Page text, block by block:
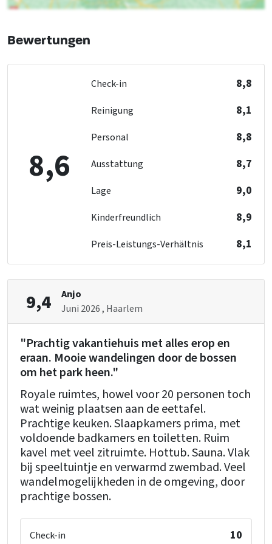
Behindertendusche
Ohne Schwelle
Anzahl der Kochplatten: 8
: Elektrisch
Gefrierschrank
Geschirrspüler
Wellness
Außenpool
Whirlpool/Hottub
Sauna
Einrichtung (Innen)
Kinderbetten: 1
Kinderstuhl: 1
: 0
Xbox
Etagenbett
Schlafzimmer 8
Dusche: 1
: 1
Waschbecken: 2
Fernsehen
Einzelbett
Badezimmer 2
Toilette: 1
Badezimmer 3
Dusche: 1
Toilette: 1
Waschbecken: 1
Bad: 1
Bewertungen
8,6
Check-in 8,8
Reinigung 8,1
Personal 8,8
Ausstattung 8,7
Lage 9,0
Kinderfreundlich 8,9
Preis-Leistungs-Verhältnis 8,1
9,4
Anjo
Juni 2026, Haarlem
"Prachtig vakantiehuis met alles erop en
eraan. Mooie wandelingen door de bossen
om het park heen."
Royale ruimtes, howel voor 20 personen toch
wat weinig plaatsen aan de eettafel.
Prachtige keuken. Slaapkamers prima, met
voldoende badkamers en toiletten. Ruim
kavel met veel zitruimte. Hottub. Sauna. Vlak
bij speeltuintje en verwarmd zwembad. Veel
wandelmogelijkheden in de omgeving, door
prachtige bossen.
Check-in 10